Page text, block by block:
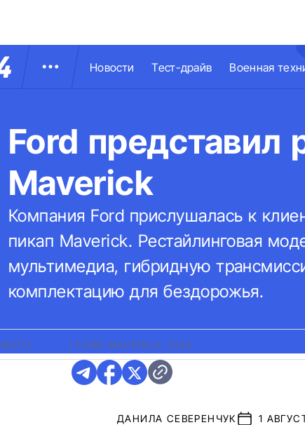
Новости Тест-драйв Военная
Ford представил
Maverick
Компания Ford прислушалась к
пикап Maverick. Рестайлинговая
мультимедиа, гибридную
комплектацию для бездорожья.
ФОТО: FORD MAVERICK 2025
ДАНИЛА СЕВЕРЕНЧУК 1